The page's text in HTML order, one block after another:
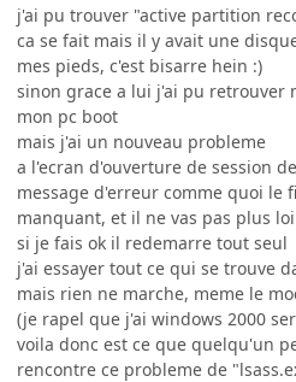
j'ai pu trouver "active partition
ca se fait mais il y avait une
mes pieds, c'est bisarre hein :)
sinon grace a lui j'ai pu retrouver
mon pc boot
mais j'ai un nouveau probleme
a l'ecran d'ouverture de session
message d'erreur comme quoi le
manquant, et il ne vas pas plus
si je fais ok il redemarre tout seul
j'ai essayer tout ce qui se trouve
mais rien ne marche, meme le
(je rapel que j'ai windows 2000
voila donc est ce que quelqu'un
rencontre ce probleme de